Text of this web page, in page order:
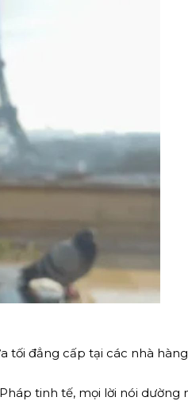
tối đẳng cấp tại các nhà
tinh tế, mọi lời nói dường